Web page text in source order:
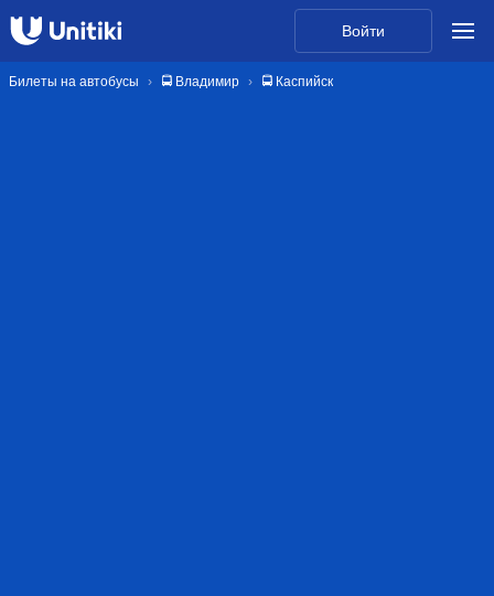
Войти
Билеты на автобусы 🚍 Владимир 🚍 Каспийск